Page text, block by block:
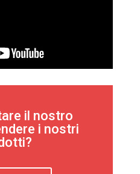
il nostro
i nostri